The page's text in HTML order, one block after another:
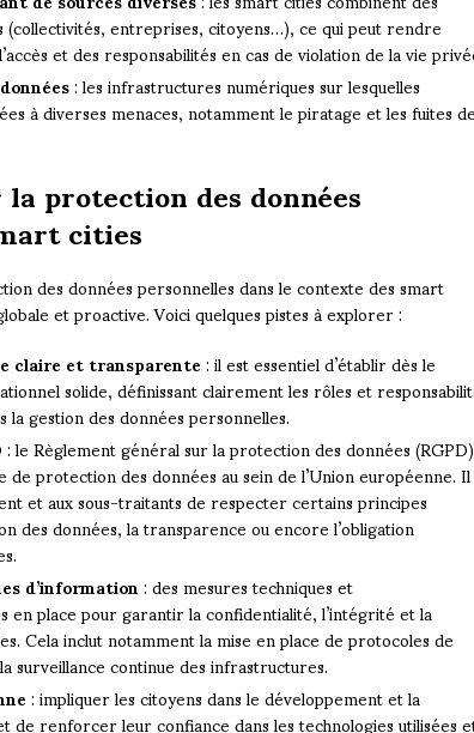
entreprises, citoyens…), ce qui peut rendre
et des responsabilités en cas de violation de la vie
: les infrastructures numériques sur lesquelles
à diverses menaces, notamment le piratage et les fuites de
protection des données
cities
des données personnelles dans le contexte des smart
et proactive. Voici quelques pistes à explorer :
claire et transparente: il est essentiel d’établir dès le
solide, définissant clairement les rôles et
gestion des données personnelles.
: le Règlement général sur la protection des données (RGPD)
protection des données au sein de l’Union européenne. Il
et aux sous-traitants de respecter certains principes
des données, la transparence ou encore l’obligation
d’information: des mesures techniques et
place pour garantir la confidentialité, l’intégrité et la
Cela inclut notamment la mise en place de protocoles de
surveillance continue des infrastructures.
: impliquer les citoyens dans le développement et la